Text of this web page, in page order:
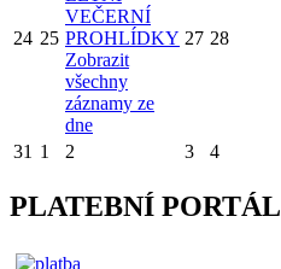
24 25
VEČERNÍ
PROHLÍDKY
Zobrazit
všechny
záznamy ze
dne
27 28
31 1 2 3 4
PLATEBNÍ PORTÁL